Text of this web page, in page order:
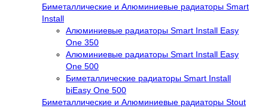
Биметаллические и Алюминиевые радиаторы Smart
Install
Алюминиевые радиаторы Smart Install Easy
One 350
Алюминиевые радиаторы Smart Install Easy
One 500
Биметаллические радиаторы Smart Install
biEasy One 500
Биметаллические и Алюминиевые радиаторы Stout